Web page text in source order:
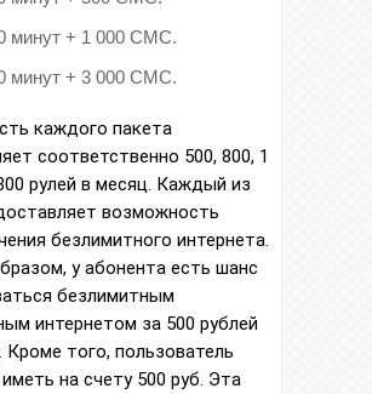
минут + 1 000 СМС.
минут + 3 000 СМС.
каждого пакета
соответственно 500, 800, 1
рулей в месяц. Каждый из
возможность
безлимитного интернета.
у абонента есть шанс
безлимитным
интернетом за 500 рублей
Кроме того, пользователь
на счету 500 руб. Эта